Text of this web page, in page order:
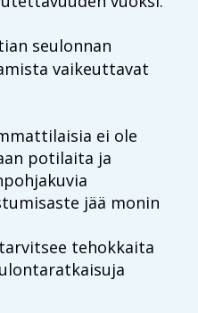
seulonnan
vaikeuttavat
ei ole
potilaita ja
jää monin
tehokkaita